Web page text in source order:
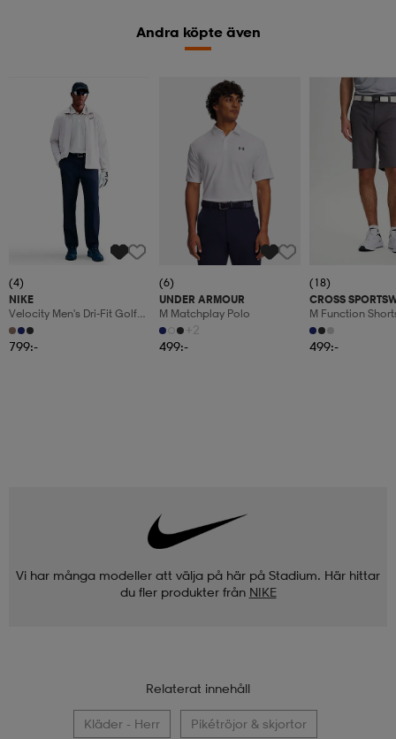
Andra köpte även
(4)
NIKE
Velocity Men's Dri-Fit Golf
Pants
799:-
(6)
UNDER ARMOUR
M Matchplay Polo
+2
499:-
(18)
CROSS
M Function
499:-
Vi har många modeller att välja på här på Stadium. Här hittar
du fler produkter från NIKE
Relaterat innehåll
Kläder - Herr Pikétröjor & skjortor